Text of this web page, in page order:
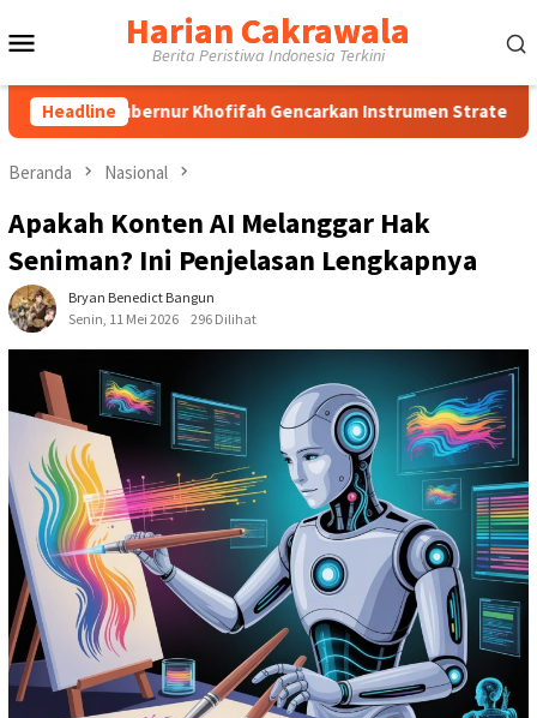
ke
Harian Cakrawala
Berita Peristiwa Indonesia Terkini
Headline
Khofifah Gencarkan Instrumen Strategis Jaga Daya Beli,
Beranda Nasional
Apakah Konten AI Melanggar Hak
Seniman? Ini Penjelasan Lengkapnya
Bryan Benedict Bangun
Senin, 11 Mei 2026
296 Dilihat